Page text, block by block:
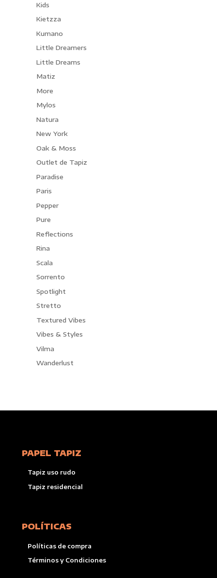
Kids
Kietzza
Kumano
Little Dreamers
Little Dreams
Matiz
More
Mylos
Natura
New York
Oak & Moss
Outlet de Tapiz
Paradise
Paris
Pepper
Pure
Reflections
Rina
Scala
Sorrento
Spotlight
Stretto
Textured Vibes
Vibes & Styles
Vilma
Wanderlust
PAPEL TAPIZ
Tapiz uso rudo
Tapiz residencial
POLÍTICAS
Políticas de compra
Términos y Condiciones